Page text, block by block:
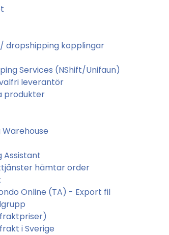
dropshipping kopplingar
Services (NShift/Unifaun)
leverantör
produkter
Assistant
hämtar order
Online (TA) - Export fil
i Sverige